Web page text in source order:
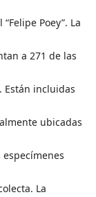
Poey”. La
a 271 de las
Están incluidas
ubicadas
La